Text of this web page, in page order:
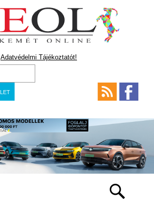
Adatvédelmi Tájékoztatót!